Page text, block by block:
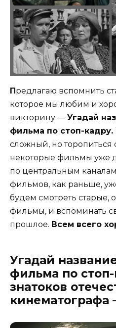
П редлагаю вспомнить
которое мы любим и
викторину — Угадай
фильма по стоп-кадру.
сложный, но торопиться
некоторые фильмы уже
по центральным
фильмов, как раньше,
будем смотреть старые,
фильмы, и вспоминать
прошлое. Всем всего
Угадай
фильма по
знатоков
кинематографа